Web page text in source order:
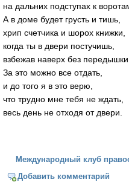
на дальних подступах к
А в доме будет грусть и тишь,
хрип счетчика и шорох книжки,
когда ты в двери постучишь,
взбежав наверх без передышки.
За это можно все отдать,
и до того я в это верю,
что трудно мне тебя не ждать,
весь день не отходя от двери.
Международный клуб
Добавить комментарий